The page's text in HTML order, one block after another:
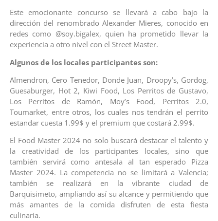
Este emocionante concurso se llevará a cabo bajo la
dirección del renombrado Alexander Mieres, conocido en
redes como @soy.bigalex, quien ha prometido llevar la
experiencia a otro nivel con el Street Master.
Algunos de los locales participantes son:
Almendron, Cero Tenedor, Donde Juan, Droopy’s, Gordog,
Guesaburger, Hot 2, Kiwi Food, Los Perritos de Gustavo,
Los Perritos de Ramón, Moy’s Food, Perritos 2.0,
Toumarket, entre otros, los cuales nos tendrán el perrito
estandar cuesta 1.99$ y el premium que costará 2.99$.
El Food Master 2024 no solo buscará destacar el talento y
la creatividad de los participantes locales, sino que
también servirá como antesala al tan esperado Pizza
Master 2024. La competencia no se limitará a Valencia;
también se realizará en la vibrante ciudad de
Barquisimeto, ampliando así su alcance y permitiendo que
más amantes de la comida disfruten de esta fiesta
culinaria.